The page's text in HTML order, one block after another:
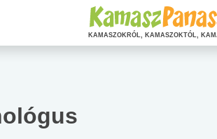
KAMASZOKRÓL, KAMASZOKTÓL,